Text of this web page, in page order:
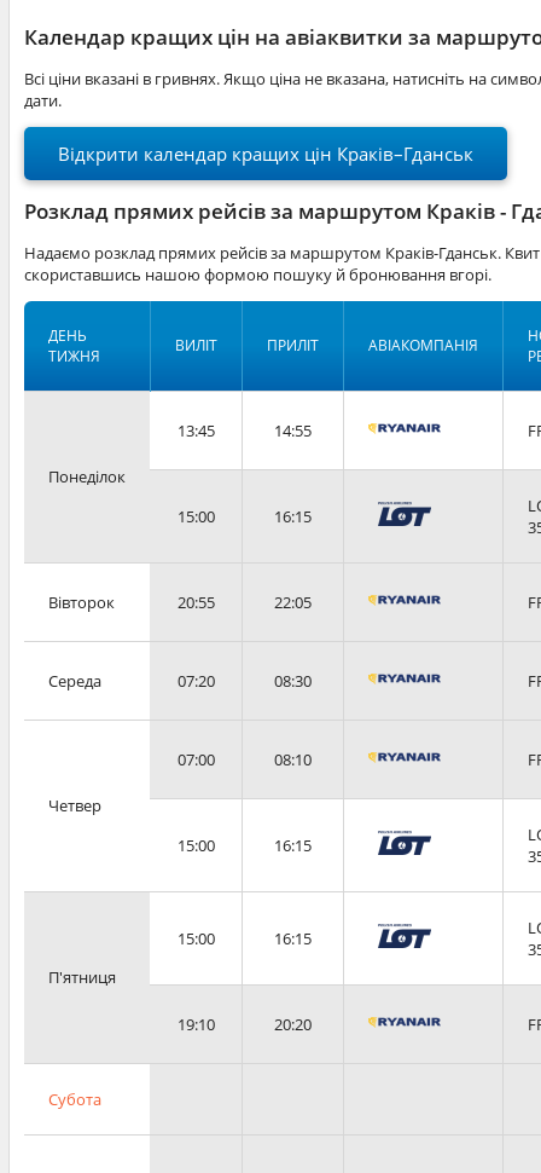
Календар кращих цін на авіаквитки за
Всі ціни вказані в гривнях. Якщо ціна не вказана, натисніть на
дати.
Відкрити календар кращих цін Краків–Гданськ
Розклад прямих рейсів за маршрутом Краків -
Надаємо розклад прямих рейсів за маршрутом Краків-Гданськ.
скориставшись нашою формою пошуку й бронювання вгорі.
ДЕНЬ
ТИЖНЯ
ВИЛІТ ПРИЛІТ АВІАКОМПАНІЯ
Понеділок
13:45 14:55
15:00 16:15
Вівторок 20:55 22:05
Середа 07:20 08:30
Четвер
07:00 08:10
15:00 16:15
П'ятниця
15:00 16:15
19:10 20:20
Субота